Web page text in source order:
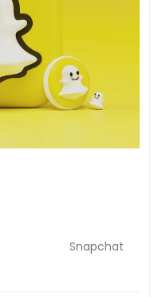
Snapchat